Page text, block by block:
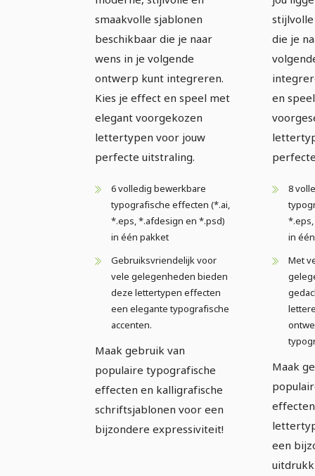
smaakvolle sjablonen
beschikbaar die je naar
wens in je volgende
ontwerp kunt integreren.
Kies je effect en speel met
elegant voorgekozen
lettertypen voor jouw
perfecte uitstraling.
6 volledig bewerkbare
typografische effecten (*.ai,
*.eps, *.afdesign en *.psd)
in één pakket
Gebruiksvriendelijk voor
vele gelegenheden bieden
deze lettertypen effecten
een elegante typografische
accenten.
Maak gebruik van
populaire typografische
effecten en kalligrafische
schriftsjablonen voor een
bijzondere expressiviteit!
die je
en
8
in
Met
Maak
een